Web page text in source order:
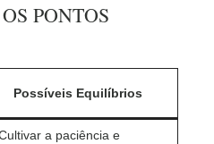
PONTOS
Possíveis Equilíbrios
a paciência e